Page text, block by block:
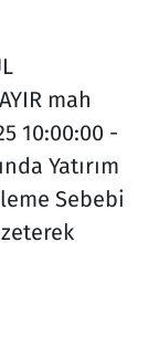
mah
10:00:00 -
Yatırım
Sebebi